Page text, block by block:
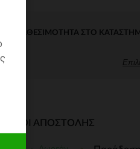
ΔΙΑΘΕΣΙΜΌΤΗΤΑ ΣΤΟ
ΑΠΟΣΤΟΛΉΣ